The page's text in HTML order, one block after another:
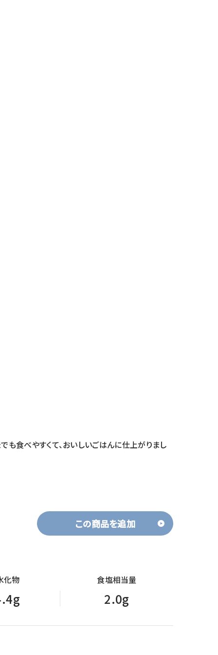
食べやすくて、おいしいごはんに仕上がりまし
この商品を追加
化物 食塩相当量
2.0g